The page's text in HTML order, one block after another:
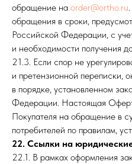
обращение на order@ortho.ru
обращения в сроки,
Российской Федерации, с
и необходимости получения
21.3. Если спор не
и претензионной переписки,
в порядке, установленном
Федерации. Настоящая
Покупателя на обращение в
потребителей по правилам,
22. Ссылки на
22.1. В рамках оформления